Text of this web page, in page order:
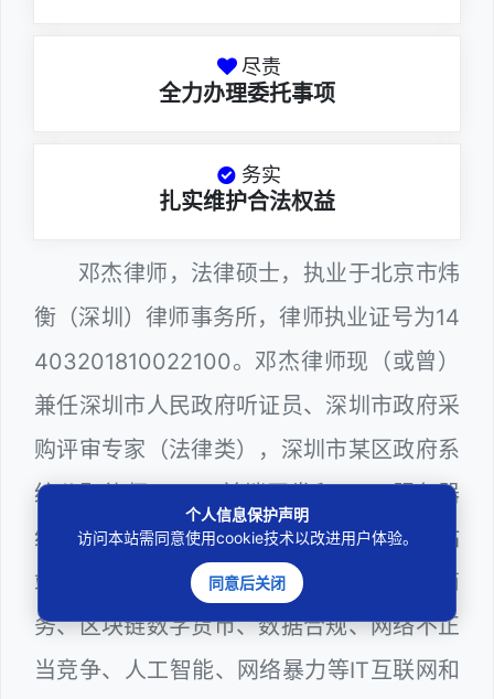
尽责
全力办理委托事项
务实
扎实维护合法权益
邓杰律师，法律硕士，执业于北京市炜
衡（深圳）律师事务所，律师执业证号为14
403201810022100。邓杰律师现（或曾）
兼任深圳市人民政府听证员、深圳市政府采
购评审专家（法律类），深圳市某区政府系
统公职律师、WEB前端开发和 WEB服务器
维护工程师、计算机信息网络安全员和网站
站长多年，在软件程序、网络游戏、电子商
务、区块链数字货币、数据合规、网络不正
当竞争、人工智能、网络暴力等IT互联网和
个人信息保护声明
访问本站需同意使用cookie技术以改进用户体验。
同意后关闭